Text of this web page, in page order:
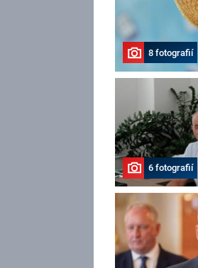
8 fotografií
6 fotografií